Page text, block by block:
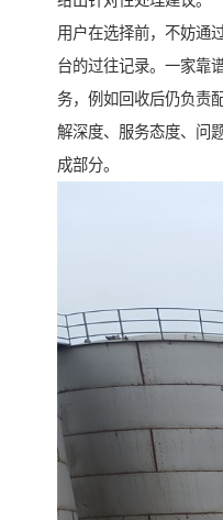
用户在选择前，不妨通
台的过往记录。一家靠
务，例如回收后仍负责
解深度、服务态度、问
成部分。